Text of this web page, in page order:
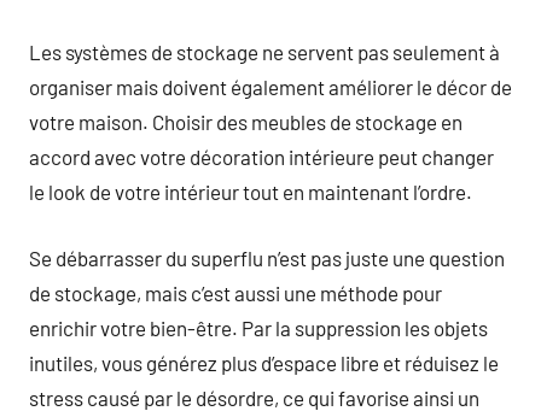
Les systèmes de stockage ne servent pas seulement à
organiser mais doivent également améliorer le décor de
votre maison. Choisir des meubles de stockage en
accord avec votre décoration intérieure peut changer
le look de votre intérieur tout en maintenant l’ordre.
Se débarrasser du superflu n’est pas juste une question
de stockage, mais c’est aussi une méthode pour
enrichir votre bien-être. Par la suppression les objets
inutiles, vous générez plus d’espace libre et réduisez le
stress causé par le désordre, ce qui favorise ainsi un